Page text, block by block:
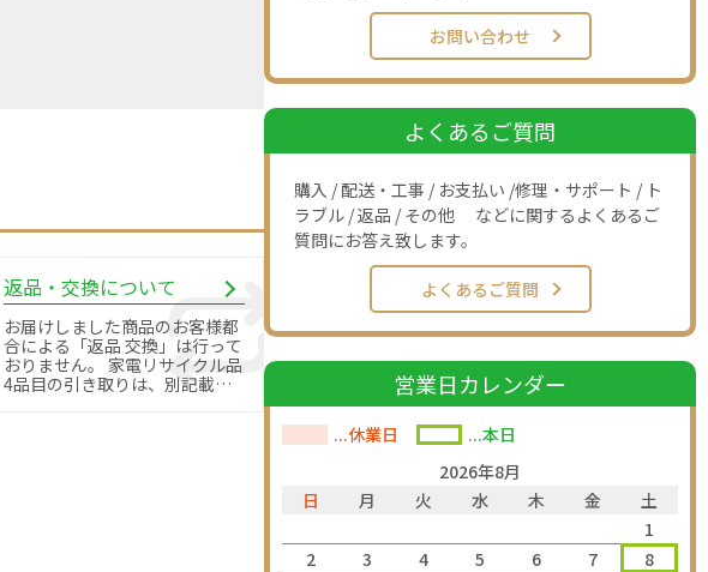
返品・交換について
お届けしました商品のお客様都
合による「返品 交換」は行って
おりません。 家電リサイクル品
4品目の引き取りは、別記載の
お問い合わせ
よくあるご質問
購入 / 配送・工事 / お支払い /修理・サポート / ト
ラブル / 返品 / その他 などに関するよくあるご
質問にお答え致します。
よくあるご質問
営業日カレンダー
...休業日
...本日
2026年8月
日
月 火 水 木 金
土
1
2
3 4 5 6 7
8